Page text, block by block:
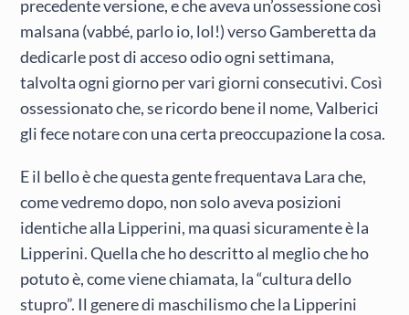
precedente versione, e che aveva un’ossessione così
malsana (vabbé, parlo io, lol!) verso Gamberetta da
dedicarle post di acceso odio ogni settimana,
talvolta ogni giorno per vari giorni consecutivi. Così
ossessionato che, se ricordo bene il nome, Valberici
gli fece notare con una certa preoccupazione la cosa.
E il bello è che questa gente frequentava Lara che,
come vedremo dopo, non solo aveva posizioni
identiche alla Lipperini, ma quasi sicuramente è la
Lipperini. Quella che ho descritto al meglio che ho
potuto è, come viene chiamata, la “cultura dello
stupro”. Il genere di maschilismo che la Lipperini